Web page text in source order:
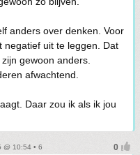
anders over denken. Voor
negatief uit te leggen. Dat
gewoon anders.
afwachtend.
Daar zou ik als ik jou
@ 10:54 • 6